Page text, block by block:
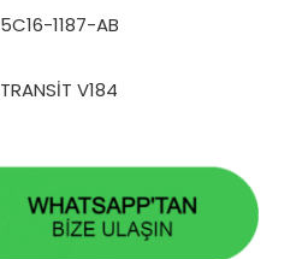
5C16-1187-AB
V184